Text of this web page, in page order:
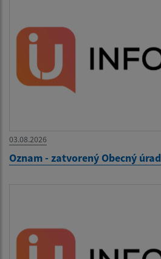
03.08.2026
Oznam - zatvorený Obecný úrad